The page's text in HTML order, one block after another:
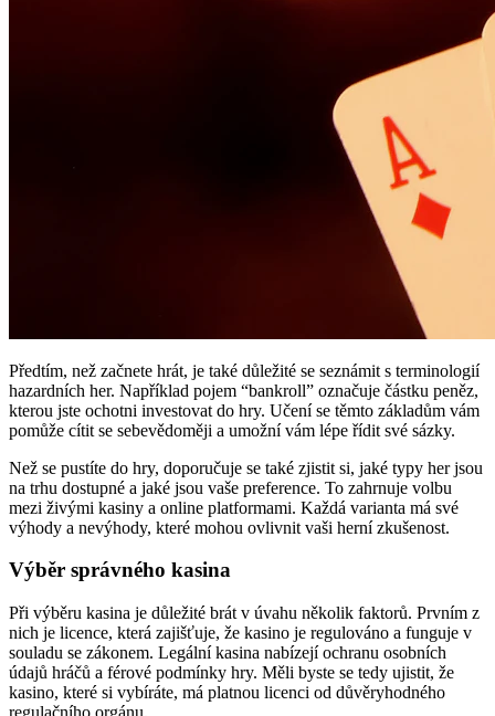
Předtím, než začnete hrát, je také důležité se seznámit s terminologií
hazardních her. Například pojem “bankroll” označuje částku peněz,
kterou jste ochotni investovat do hry. Učení se těmto základům vám
pomůže cítit se sebevědoměji a umožní vám lépe řídit své sázky.
Než se pustíte do hry, doporučuje se také zjistit si, jaké typy her jsou
na trhu dostupné a jaké jsou vaše preference. To zahrnuje volbu
mezi živými kasiny a online platformami. Každá varianta má své
výhody a nevýhody, které mohou ovlivnit vaši herní zkušenost.
Výběr správného kasina
Při výběru kasina je důležité brát v úvahu několik faktorů. Prvním z
nich je licence, která zajišťuje, že kasino je regulováno a funguje v
souladu se zákonem. Legální kasina nabízejí ochranu osobních
údajů hráčů a férové podmínky hry. Měli byste se tedy ujistit, že
kasino, které si vybíráte, má platnou licenci od důvěryhodného